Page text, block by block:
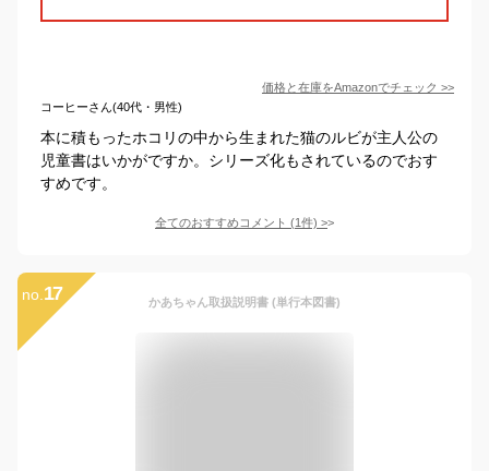
価格と在庫をAmazonでチェック >>
コーヒーさん(40代・男性)
本に積もったホコリの中から生まれた猫のルビが主人公の
児童書はいかがですか。シリーズ化もされているのでおす
すめです。
全てのおすすめコメント (1件) >
no. 17 かあちゃん取扱説明書 (単行本図書)